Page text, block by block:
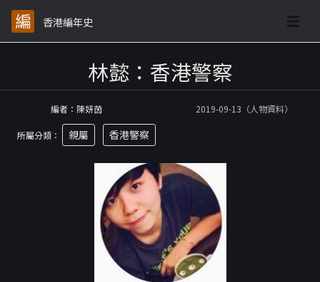
香港編年史
林懿：香港警察
編者：陳妍茵 2019-09-13（人物資料）
所屬分類： 親屬 香港警察